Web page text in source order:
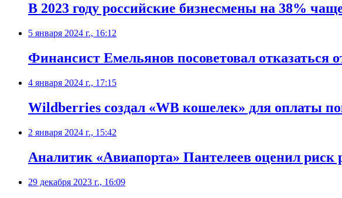
В 2023 году российские бизнесмены на 38%
5 января 2024 г., 16:12
Финансист Емельянов посоветовал
4 января 2024 г., 17:15
Wildberries создал «WB кошелек» для оплаты
2 января 2024 г., 15:42
Аналитик «Авиапорта» Пантелеев оценил риск
29 декабря 2023 г., 16:09